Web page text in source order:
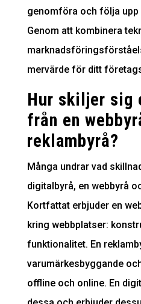
genomföra och följa upp
Genom att kombinera
mervärde för ditt
Hur skiljer sig
från en
reklambyrå?
Många undrar vad
digitalbyrå, en webbyrå
Kortfattat erbjuder en
kring webbplatser:
funktionalitet. En
varumärkesbyggande
offline och online. En